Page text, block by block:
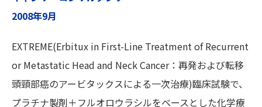
2008年9月
EXTREME(Erbitux in First-Line Treatment of Recurrent
or Metastatic Head and Neck Cancer：再発および転移
頭頸部癌のアービタックスによる一次治療)臨床試験で、
プラチナ製剤＋フルオロウラシルをベースとした化学療